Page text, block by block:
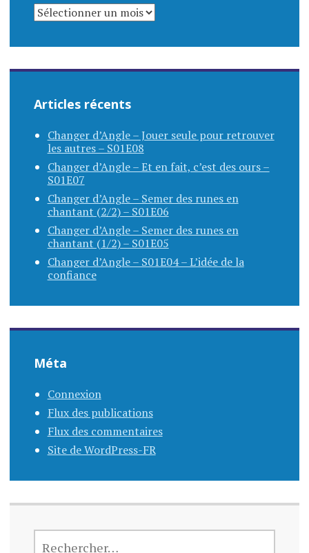
ARCHIVES
Articles récents
Changer d’Angle – Jouer seule pour retrouver
les autres – S01E08
Changer d’Angle – Et en fait, c’est des ours –
S01E07
Changer d’Angle – Semer des runes en
chantant (2/2) – S01E06
Changer d’Angle – Semer des runes en
chantant (1/2) – S01E05
Changer d’Angle – S01E04 – L’idée de la
confiance
Méta
Connexion
Flux des publications
Flux des commentaires
Site de WordPress-FR